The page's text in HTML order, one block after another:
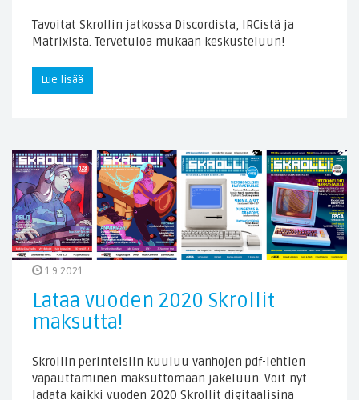
Tavoitat Skrollin jatkossa Discordista, IRCistä ja
Matrixista. Tervetuloa mukaan keskusteluun!
Lue lisää
1.9.2021
Lataa vuoden 2020 Skrollit
maksutta!
Skrollin perinteisiin kuuluu vanhojen pdf-lehtien
vapauttaminen maksuttomaan jakeluun. Voit nyt
ladata kaikki vuoden 2020 Skrollit digitaalisina